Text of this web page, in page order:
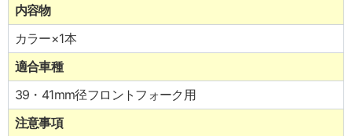
内容物
カラー×1本
適合車種
39・41mm径フロントフォーク用
注意事項